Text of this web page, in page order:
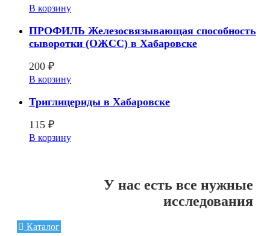
В корзину
ПРОФИЛЬ Железосвязывающая способность
сыворотки (ОЖСС) в Хабаровске
200 ₽
В корзину
Триглицериды в Хабаровске
115 ₽
В корзину
У нас есть все нужные
исследования
Каталог